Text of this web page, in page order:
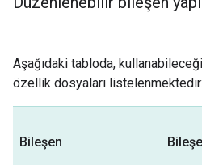
Aşağıdaki tabloda,
özellik dosyaları
Bileşen